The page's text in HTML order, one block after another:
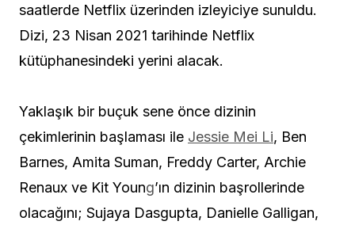
saatlerde Netflix üzerinden izleyiciye sunuldu.
Dizi, 23 Nisan 2021 tarihinde Netflix
kütüphanesindeki yerini alacak.
Yaklaşık bir buçuk sene önce dizinin
çekimlerinin başlaması ile Jessie Mei Li, Ben
Barnes, Amita Suman, Freddy Carter, Archie
Renaux ve Kit Young’ın dizinin başrollerinde
olacağını; Sujaya Dasgupta, Danielle Galligan,